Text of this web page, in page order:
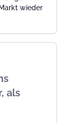
wieder
als